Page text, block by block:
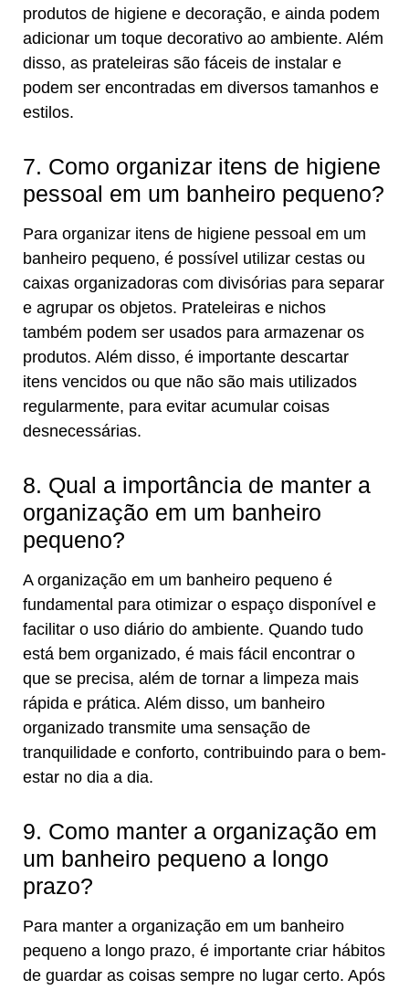
produtos de higiene e decoração, e ainda podem
adicionar um toque decorativo ao ambiente. Além
disso, as prateleiras são fáceis de instalar e
podem ser encontradas em diversos tamanhos e
estilos.
7. Como organizar itens de higiene
pessoal em um banheiro pequeno?
Para organizar itens de higiene pessoal em um
banheiro pequeno, é possível utilizar cestas ou
caixas organizadoras com divisórias para separar
e agrupar os objetos. Prateleiras e nichos
também podem ser usados para armazenar os
produtos. Além disso, é importante descartar
itens vencidos ou que não são mais utilizados
regularmente, para evitar acumular coisas
desnecessárias.
8. Qual a importância de manter a
organização em um banheiro
pequeno?
A organização em um banheiro pequeno é
fundamental para otimizar o espaço disponível e
facilitar o uso diário do ambiente. Quando tudo
está bem organizado, é mais fácil encontrar o
que se precisa, além de tornar a limpeza mais
rápida e prática. Além disso, um banheiro
organizado transmite uma sensação de
tranquilidade e conforto, contribuindo para o bem-
estar no dia a dia.
9. Como manter a organização em
um banheiro pequeno a longo
prazo?
Para manter a organização em um banheiro
pequeno a longo prazo, é importante criar hábitos
de guardar as coisas sempre no lugar certo. Após